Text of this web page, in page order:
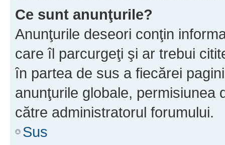
Ce sunt anunţurile?
Anunţurile deseori conţin
care îl parcurgeţi şi ar trebui
în partea de sus a fiecărei
anunţurile globale, permisiunea
către administratorul forumului.
Sus